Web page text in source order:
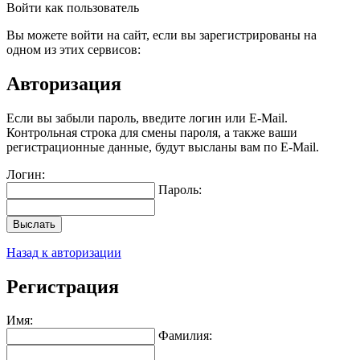
Войти как пользователь
Вы можете войти на сайт, если вы зарегистрированы на
одном из этих сервисов:
Авторизация
Если вы забыли пароль, введите логин или E-Mail.
Контрольная строка для смены пароля, а также ваши
регистрационные данные, будут высланы вам по E-Mail.
Логин:
Пароль:
Выслать
Назад к авторизации
Регистрация
Имя:
Фамилия: